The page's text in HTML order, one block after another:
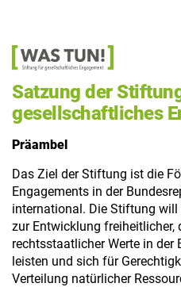
Stiftung
für
Satzung der
gesellschaftliches
Präambel
Das Ziel der Stiftung ist die
Engagements in der
international. Die Stiftung
zur Entwicklung freiheitlicher,
rechtsstaatlicher Werte in der
leisten und sich für
Verteilung natürlicher
MITGÄRTNERN
HISTORIE
PROGRAMM
ZIELE UND
PODCASTWAS TUN DER
DER ZUKUNFT. WIE
HAMBURG KÜNFTIG
LEBEN UND ZUSAMMEN
FRISCHE IMPULSE,
UND GANZ KONKRETE
GESPRÄCH MIT
TUN!
WIR SUCHEN DICH
ÜBER UNS – DIE
UNSER LEITBILD